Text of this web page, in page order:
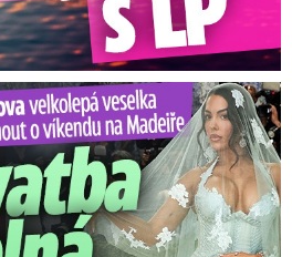
na Madeiře: Svatba plná zákazů!